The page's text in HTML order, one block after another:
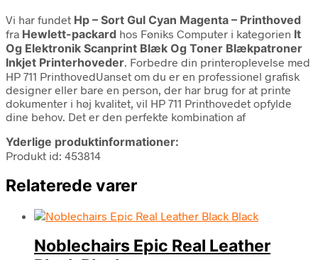
Vi har fundet Hp – Sort Gul Cyan Magenta – Printhoved
fra Hewlett-packard hos Føniks Computer i kategorien It
Og Elektronik Scanprint Blæk Og Toner Blækpatroner
Inkjet Printerhoveder. Forbedre din printeroplevelse med
HP 711 PrinthovedUanset om du er en professionel grafisk
designer eller bare en person, der har brug for at printe
dokumenter i høj kvalitet, vil HP 711 Printhovedet opfylde
dine behov. Det er den perfekte kombination af
Yderlige produktinformationer:
Produkt id: 453814
Relaterede varer
Noblechairs Epic Real Leather